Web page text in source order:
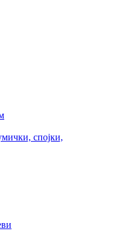
спојки,